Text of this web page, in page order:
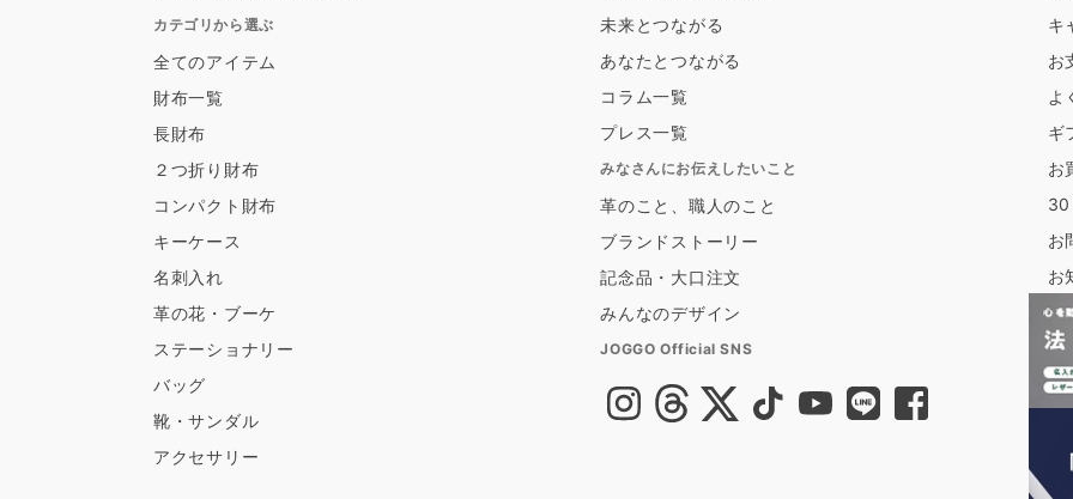
カテゴリから選ぶ
全てのアイテム
財布一覧
長財布
２つ折り財布
コンパクト財布
キーケース
名刺入れ
革の花・ブーケ
ステーショナリー
バッグ
靴・サンダル
アクセサリー
未来とつながる
あなたとつながる
コラム一覧
プレス一覧
みなさんにお伝えしたいこと
革のこと、職人のこと
ブランドストーリー
記念品・大口注文
みんなのデザイン
JOGGO Official SNS
キ
お
よ
ギ
お
30
お
お